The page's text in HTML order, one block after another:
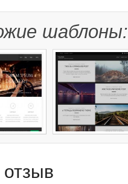
шаблоны: